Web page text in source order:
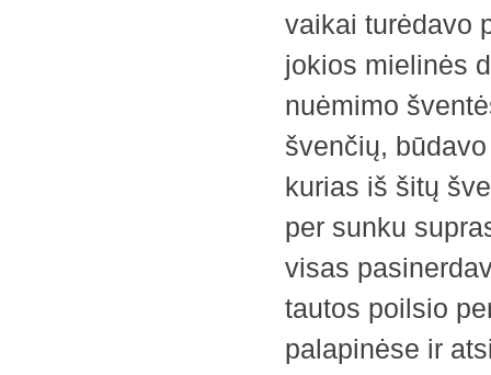
vaikai turėdavo
jokios mielinės
nuėmimo
švenčių,
kurias iš šitų
per sunku
visas
tautos poilsio
palapinėse ir